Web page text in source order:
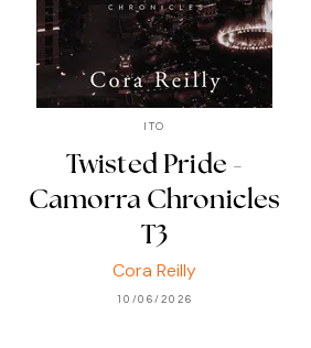
ITO
Twisted Pride -
Camorra Chronicles
T3
Cora Reilly
10/06/2026